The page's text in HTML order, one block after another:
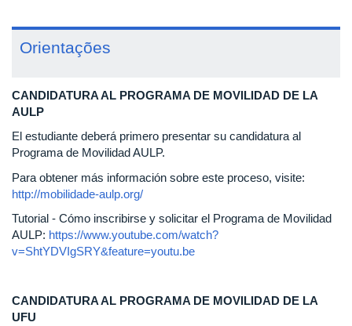
Orientações
CANDIDATURA AL PROGRAMA DE MOVILIDAD DE LA
AULP
El estudiante deberá primero presentar su candidatura al
Programa de Movilidad AULP.
Para obtener más información sobre este proceso, visite:
http://mobilidade-aulp.org/
Tutorial - Cómo inscribirse y solicitar el Programa de Movilidad
AULP: https://www.youtube.com/watch?
v=ShtYDVIgSRY&feature=youtu.be
CANDIDATURA AL PROGRAMA DE MOVILIDAD DE LA
UFU